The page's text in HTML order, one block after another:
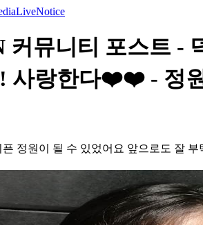
LiveNotice
커뮤니티 포스트 -
사랑한다❤️❤️ - 정
픈 정원이 될 수 있었어요 앞으로도 잘